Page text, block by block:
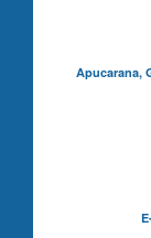
Apucarana,